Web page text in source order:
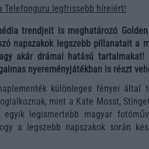
Telefonguru legfrissebb híreiért!
trendjeit is meghatározó
napszakok legszebb pillanatait a
akár drámai hatású
nyereményjátékban is részt
különleges fényei által
mint a Kate Mosst,
legismertebb magyar
a legszebb napszakok során